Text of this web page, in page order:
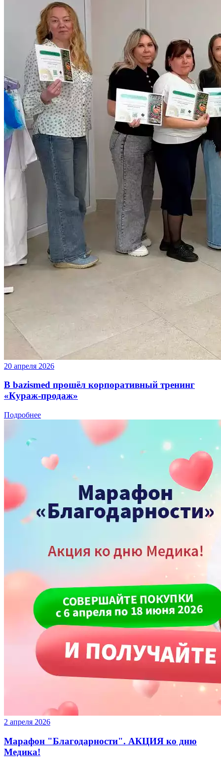
20 апреля 2026
В bazismed прошёл корпоративный тренинг
«Кураж-продаж»
Подробнее
2 апреля 2026
Марафон "Благодарности". АКЦИЯ ко дню
Медика!